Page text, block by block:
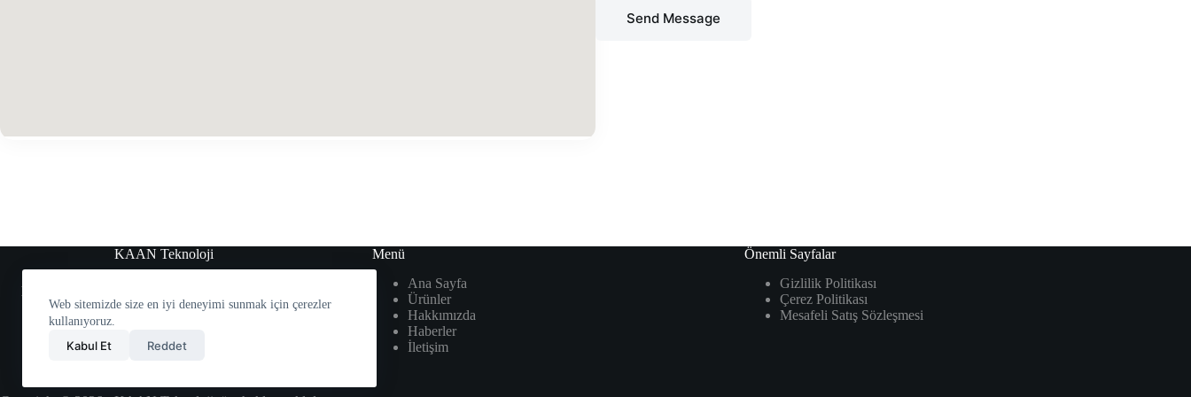
Web sitemizde size en iyi deneyimi sunmak için çerezler
kullanıyoruz.
Kabul Et Reddet
Send Message
KAAN Teknoloji
KAAN ARGE Teknoloji Havacılık ve Savunma
Sistemleri Ltd. Şti.
Menü
Ana Sayfa
Ürünler
Hakkımızda
Haberler
İletişim
Önemli Sayfalar
Gizlilik Politikası
Çerez Politikası
Mesafeli Satış Sözleşmesi